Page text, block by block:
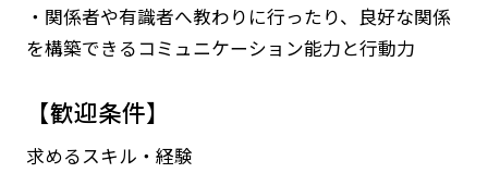
・関係者や有識者へ教わりに行ったり、良好な関係
を構築できるコミュニケーション能力と行動力
【歓迎条件】
求めるスキル・経験